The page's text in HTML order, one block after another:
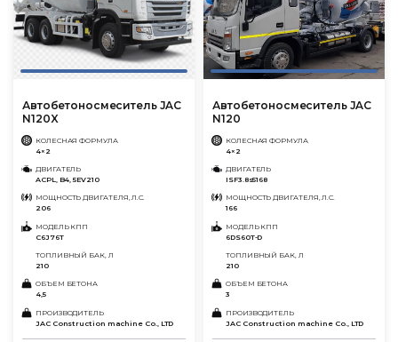
Автобетоносмеситель JAC
N120X
КОЛЕСНАЯ ФОРМУЛА
4×2
ДВИГАТЕЛЬ
ACPL, B4, 5EV210
МОЩНОСТЬ ДВИГАТЕЛЯ, Л.С.
206
МОДЕЛЬ КПП
C6J76T
ТОПЛИВНЫЙ БАК, Л
210
ОБЪЕМ БЕТОНА
4,5
ПРОИЗВОДИТЕЛЬ
JAC Construction machine Co., LTD
Автобетоносмеситель JAC
N120
КОЛЕСНАЯ ФОРМУЛА
4×2
ДВИГАТЕЛЬ
ISF3.8s5168
МОЩНОСТЬ ДВИГАТЕЛЯ, Л.С.
166
МОДЕЛЬ КПП
6DS60T-D
ТОПЛИВНЫЙ БАК, Л
210
ОБЪЕМ БЕТОНА
3
ПРОИЗВОДИТЕЛЬ
JAC Construction machine Co., LTD